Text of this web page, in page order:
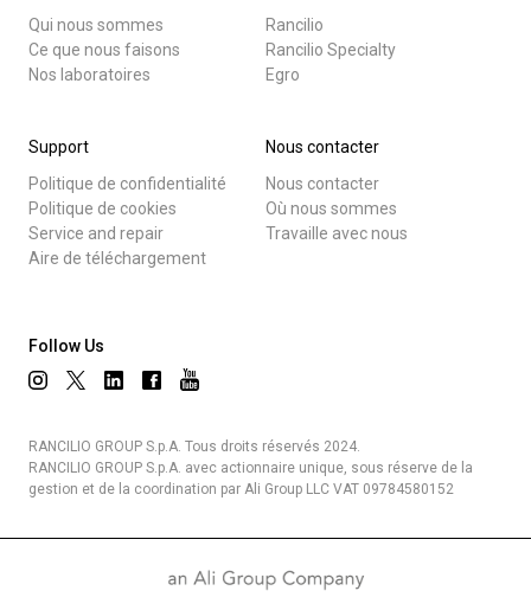
Qui nous sommes
Ce que nous faisons
Nos laboratoires
Rancilio
Rancilio Specialty
Egro
Support
Politique de confidentialité
Politique de cookies
Service and repair
Aire de téléchargement
Nous contacter
Nous contacter
Où nous sommes
Travaille avec nous
Follow Us
RANCILIO GROUP S.p.A. Tous droits réservés 2024.
RANCILIO GROUP S.p.A. avec actionnaire unique, sous réserve de la
gestion et de la coordination par Ali Group LLC VAT 09784580152